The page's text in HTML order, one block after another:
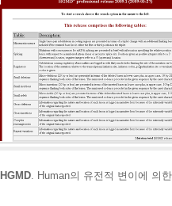
HGMD. Human의 유전적 변이에 의